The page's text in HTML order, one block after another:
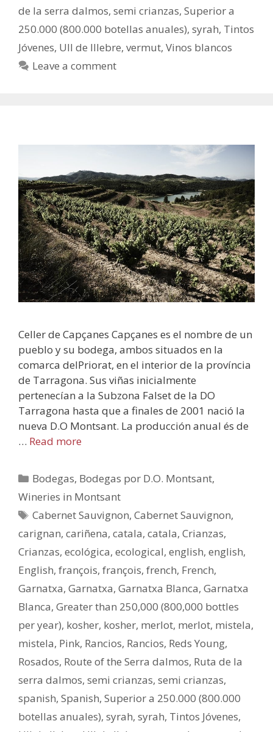
de la serra dalmos, semi crianzas, Superior a
250.000 (800.000 botellas anuales), syrah, Tintos
Jóvenes, Ull de lllebre, vermut, Vinos blancos
Leave a comment
Celler de Capçanes Capçanes es el nombre de un
pueblo y su bodega, ambos situados en la
comarca delPriorat, en el interior de la província
de Tarragona. Sus viñas inicialmente
pertenecían a la Subzona Falset de la DO
Tarragona hasta que a finales de 2001 nació la
nueva D.O Montsant. La producción anual és de
… Read more
Bodegas, Bodegas por D.O. Montsant,
Wineries in Montsant
Cabernet Sauvignon,Cabernet Sauvignon,
carignan, cariñena, catala, catala, Crianzas,
Crianzas, ecológica, ecological, english, english,
English, françois, françois, french, French,
Garnatxa, Garnatxa, Garnatxa Blanca, Garnatxa
Blanca, Greater than 250,000 (800,000 bottles
per year), kosher, kosher, merlot, merlot, mistela,
mistela, Pink, Rancios, Rancios, Reds Young,
Rosados, Route of the Serra dalmos, Ruta de la
serra dalmos, semi crianzas, semi crianzas,
spanish, Spanish, Superior a 250.000 (800.000
botellas anuales), syrah, syrah, Tintos Jóvenes,